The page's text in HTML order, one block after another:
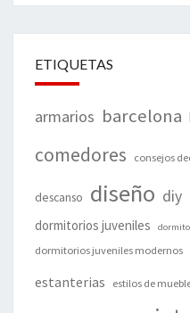
ETIQUETAS
armarios barcelona
comedores consejos
descanso diseño diy
dormitorios juveniles
dormitorios juveniles modernos
estanterias estilos de